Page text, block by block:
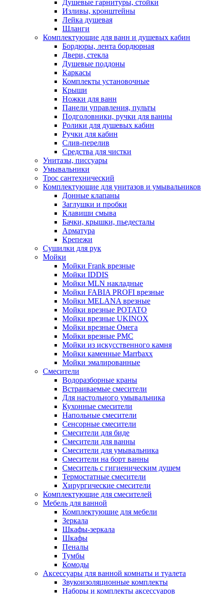
Душевые гарнитуры, стойки
Изливы, кронштейны
Лейка душевая
Шланги
Комплектующие для ванн и душевых кабин
Бордюры, лента бордюрная
Двери, стекла
Душевые поддоны
Каркасы
Комплекты установочные
Крыши
Ножки для ванн
Панели управления, пульты
Подголовники, ручки для ванны
Ролики для душевых кабин
Ручки для кабин
Слив-перелив
Средства для чистки
Унитазы, писсуары
Умывальники
Трос сантехнический
Комплектующие для унитазов и умывальников
Донные клапаны
Заглушки и пробки
Клавиши смыва
Бачки, крышки, пьедесталы
Арматура
Крепежи
Сушилки для рук
Мойки
Мойки Frank врезные
Мойки IDDIS
Мойки MLN накладные
Мойки FABIA PROFI врезные
Мойки MELANA врезные
Мойки врезные POTATO
Мойки врезные UKINOX
Мойки врезные Омега
Мойки врезные РМС
Мойки из искусственного камня
Мойки каменные Marrbaxx
Мойки эмалированные
Смесители
Водоразборные краны
Встраиваемые смесители
Для настольного умывальника
Кухонные смесители
Напольные смесители
Сенсорные смесители
Смесители для биде
Смесители для ванны
Смесители для умывальника
Смесители на борт ванны
Смеситель с гигиеническим душем
Термостатные смесители
Хирургические смесители
Комплектующие для смесителей
Мебель для ванной
Комплектуюшие для мебели
Зеркала
Шкафы-зеркала
Шкафы
Пеналы
Тумбы
Комоды
Аксессуары для ванной комнаты и туалета
Звукоизоляционные комплекты
Наборы и комплекты аксессуаров